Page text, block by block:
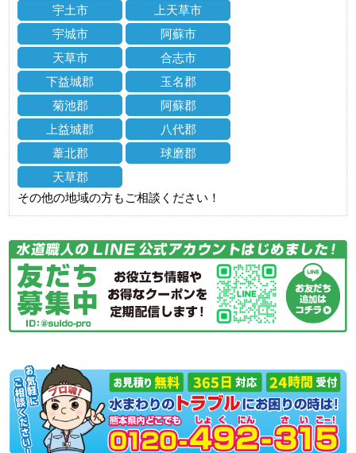
宇土市
上天草市
宇城市
阿蘇市
天草市
合志市
下益城郡
玉名郡
菊池郡
阿蘇郡
上益城郡
八代郡
葦北郡
球磨郡
天草郡
その他の地域の方もご相談ください！